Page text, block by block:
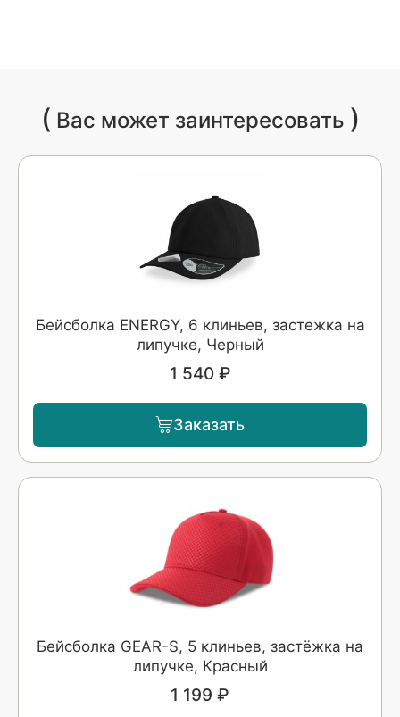
( Вас может заинтересовать )
Бейсболка ENERGY, 6 клиньев, застежка на
липучке, Черный
1 540 ₽
Заказать
Бейсболка GEAR-S, 5 клиньев, застёжка на
липучке, Красный
1 199 ₽